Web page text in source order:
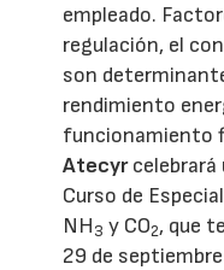
empleado.
regulación, el
son
rendimiento
funcionamiento
Atecyrcelebrará
Curso de
NH3 y CO2, que
29 de